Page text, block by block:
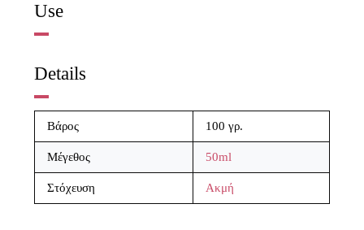
Use
Details
Βάρος 100 γρ.
Μέγεθος 50ml
Στόχευση Ακμή